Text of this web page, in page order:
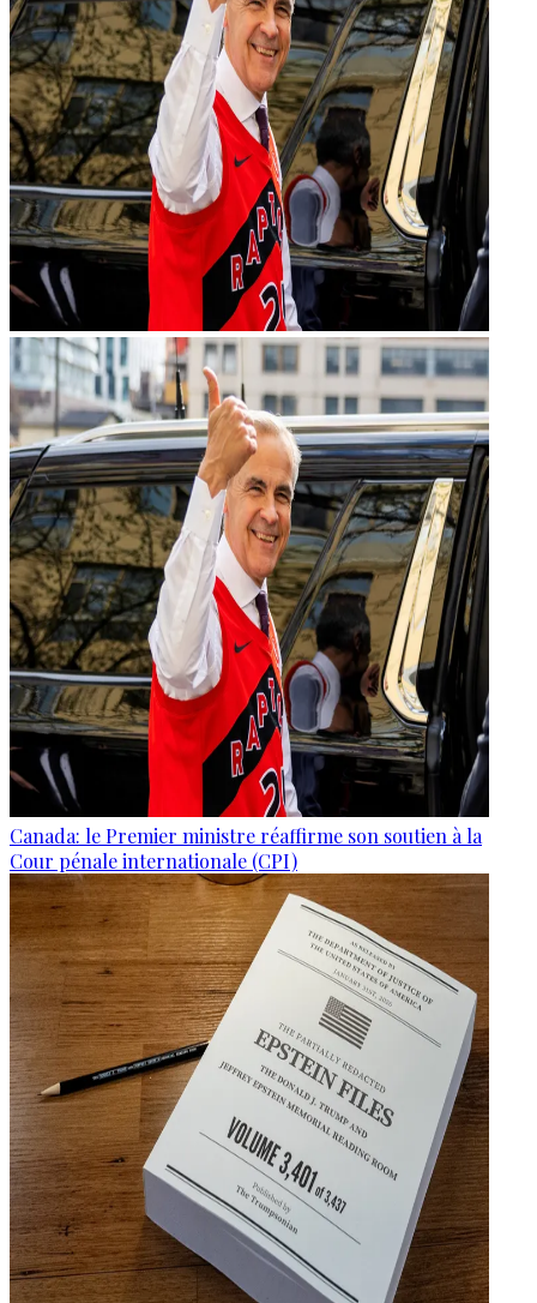
Canada: le Premier ministre réaffirme son soutien à la
Cour pénale internationale (CPI)